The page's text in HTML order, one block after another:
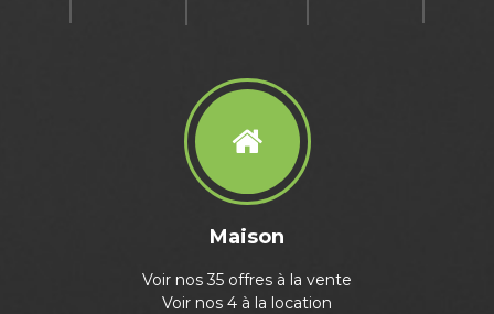
Maison
Voir nos 35 offres à la vente
Voir nos 4 à la location